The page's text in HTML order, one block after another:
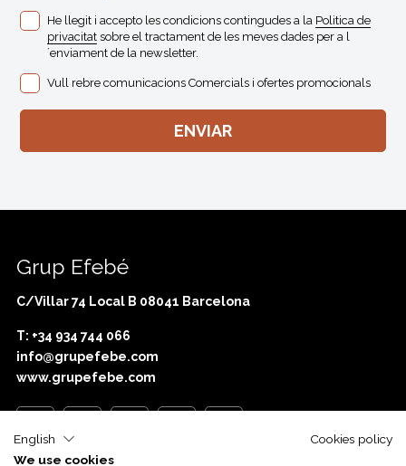
He llegit i accepto les condicions contingudes a la Politica de
privacitat sobre el tractament de les meves dades per a l
´enviament de la newsletter.
Vull rebre comunicacions Comercials i ofertes promocionals
Grup Efebé
C/Villar 74 Local B 08041 Barcelona
T: +34 934 744 066
info@grupefebe.com
www.grupefebe.com
English
Cookies policy
We use cookies